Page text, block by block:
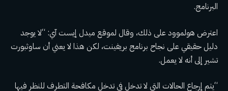
البرنامج.
اعترض هولموود على ذلك، وقال لموقع ميدل إيست آي: “لا يوجد
دليل حقيقي على نجاح برنامج بريفينت، لكن هذا لا يعني أن ساوثبورت
تشير إلى أنه لا يعمل.
“يتم إرجاع الحالات التي لا تدخل في تدخل مكافحة التطرف للنظر فيها